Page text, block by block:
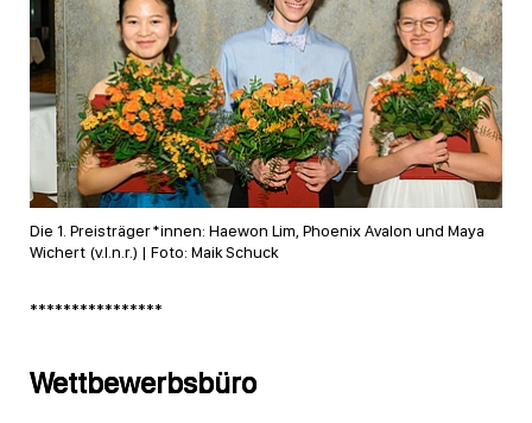
Die 1. Preisträger*innen: Haewon Lim, Phoenix Avalon und Maya
Wichert (v.l.n.r.) | Foto: Maik Schuck
****************
Wettbewerbsbüro